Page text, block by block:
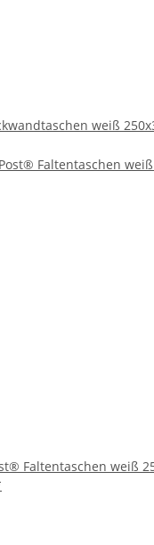
weiß
Faltentaschen weiß